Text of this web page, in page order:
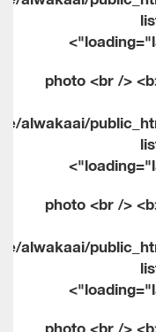
alwakaai/
alwakaai/